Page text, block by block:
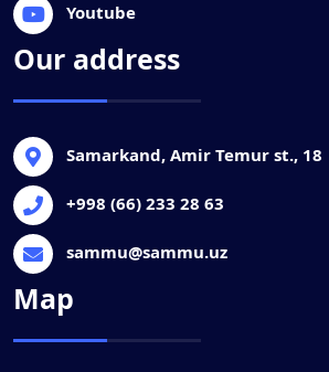
Youtube
Our address
Samarkand, Amir Temur st., 18
+998 (66) 233 28 63
sammu@sammu.uz
Map